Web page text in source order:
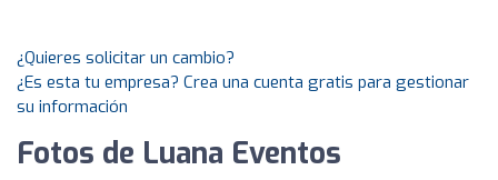
¿Quieres solicitar un cambio?
¿Es esta tu empresa? Crea una cuenta gratis para gestionar
su información
Fotos de Luana Eventos